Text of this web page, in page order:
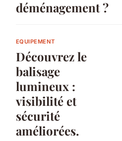
déménagement ?
EQUIPEMENT
Découvrez le
balisage
lumineux :
visibilité et
sécurité
améliorées.